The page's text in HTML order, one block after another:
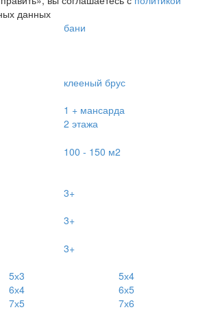
данных
бани
клееный брус
1 + мансарда
2 этажа
100 - 150 м2
3+
3+
3+
5х3
5х4
6х4
6х5
7х5
7х6